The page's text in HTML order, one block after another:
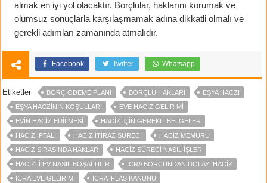
almak en iyi yol olacaktır. Borçlular, haklarını korumak ve
olumsuz sonuçlarla karşılaşmamak adına dikkatli olmalı ve
gerekli adımları zamanında atmalıdır.
Facebook Twitter Whatsapp
Etiketler BORÇ ÖDEME PLANI BORÇLU HAKLARI
EŞYA HACZI
EŞYA HACZININ KOŞULLARI
EVE HACIZ GELIR MI
EVIN HACIZ EDILMESI
HACIZ IÇIN GEREKLI BELGELER
HACIZ IPTALI
HACIZ ITIRAZ SÜRECI
HACIZ MEMURU
HACIZ SIRASINDA HAKLAR
HACIZ SÜRECI NASIL IŞLER
HACIZLI EV NASIL BOŞALTILIR
İCRA BORCUNDAN DOLAYI HACIZ
ICRA EVE GELIR MI
İCRA İFLAS KANUNU